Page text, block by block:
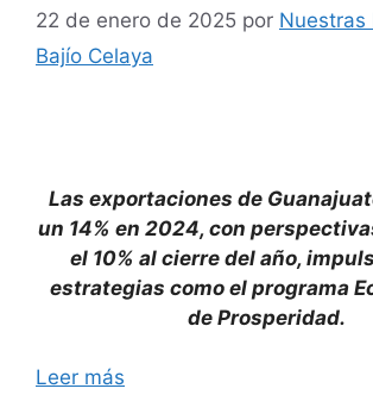
22 de enero de 2025 por Nuestras
Bajío Celaya
Las exportaciones de
un 14% en 2024, con
el 10% al cierre del año,
estrategias como el programa
de Prosperidad.
Leer más